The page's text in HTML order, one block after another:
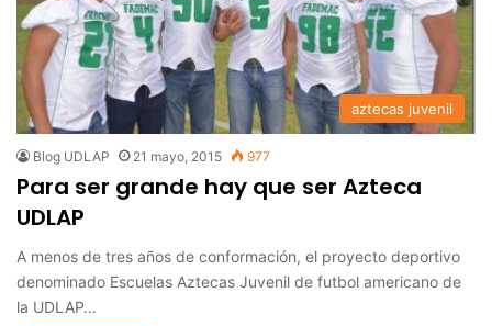
aztecas juvenil
Blog UDLAP 21 mayo, 2015 977
Para ser grande hay que ser Azteca
UDLAP
A menos de tres años de conformación, el proyecto deportivo
denominado Escuelas Aztecas Juvenil de futbol americano de
la UDLAP…